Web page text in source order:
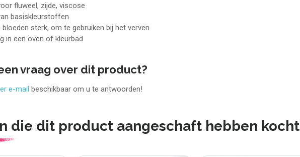
fluweel, zijde, viscose
basiskleurstoffen
bloeden sterk, om te gebruiken bij het verven
in een oven of kleurbad
vraag over dit product?
e-mail beschikbaar om u te antwoorden!
die dit product aangeschaft hebben